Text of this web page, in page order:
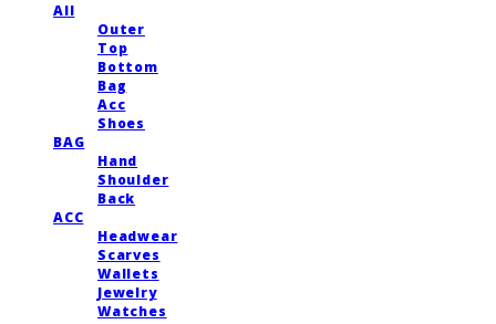
All
Outer
Top
Bottom
Bag
Acc
Shoes
BAG
Hand
Shoulder
Back
ACC
Headwear
Scarves
Wallets
Jewelry
Watches